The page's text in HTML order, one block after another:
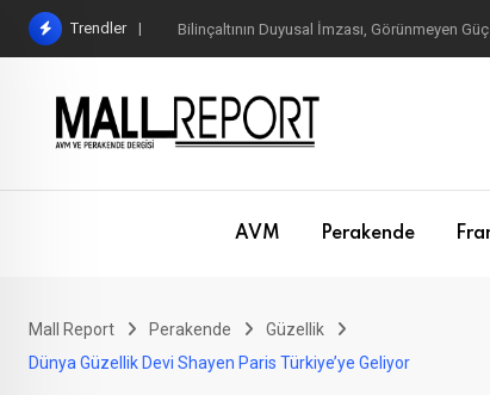
Skip
Trendler Bilinçaltının Duyusal İmzası, Görünmeyen Güç
AVM Perakende
Mall Report Perakende
Güzellik
Dünya Güzellik Devi Shayen Paris Türkiye’ye Geliyor